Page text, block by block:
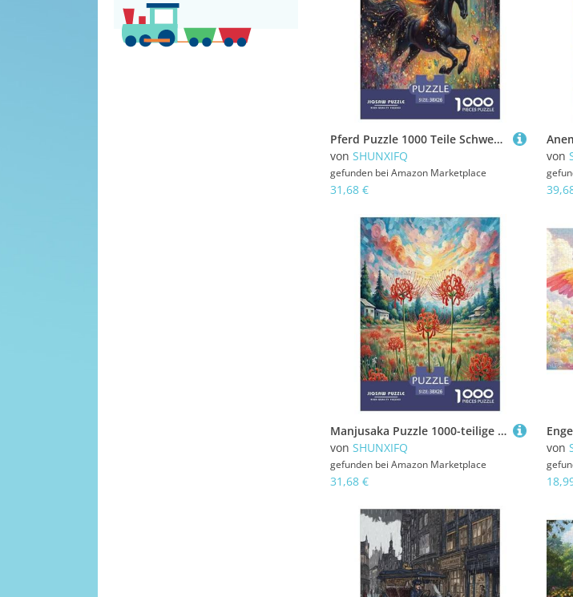
Pferd Puzzle 1000 Teile Schwer Puzzle Spielzeug Pädagogisches Spiel Impossible Herausforderung Spielzeug Für Erwachsene Und Kinder Ab 12 Jahren 38x26cm/1000pcs
von SHUNXIFQ
gefunden bei Amazon Marketplace
31,68 €
von
Manjusaka Puzzle 1000-teilige Schwer Puzzle Spielzeug Lernspiel Impossible Herausforderung Spielzeug Für Erwachsene Kinder 38x26cm/1000pcs
von SHUNXIFQ
gefunden bei Amazon Marketplace
31,68 €
von